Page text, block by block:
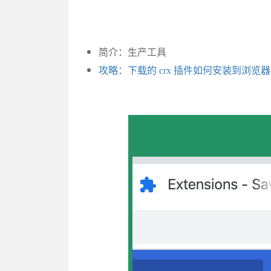
简介：生产工具
攻略：下载的 crx 插件如何安装到浏览